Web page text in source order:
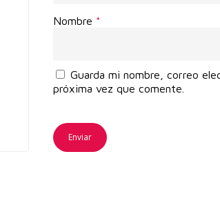
Nombre *
Guarda mi nombre, correo
próxima vez que comente.